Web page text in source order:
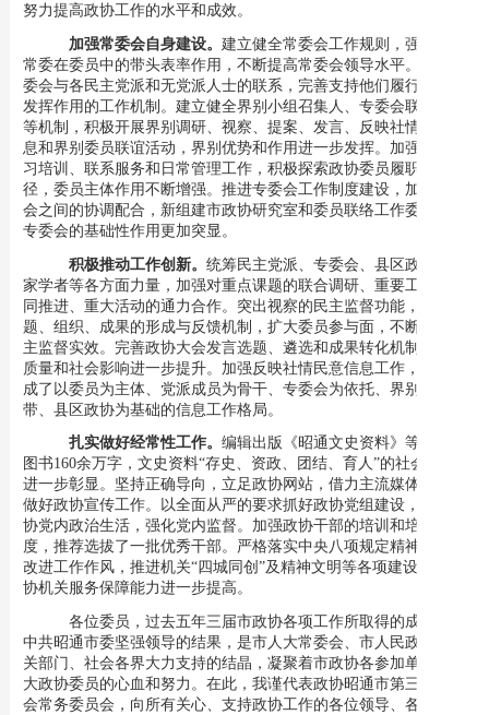
努力提高政协工作的水平和成效。
加强常委会自身建设。 建立健全常委会工作规则，强化政协
常委在委员中的带头表率作用，不断提高常委会领导水平。密切常
委会与各民主党派和无党派人士的联系，完善支持他们履行职责、
发挥作用的工作机制。建立健全界别小组召集人、专委会联系界别
等机制，积极开展界别调研、视察、提案、发言、反映社情民意信
息和界别委员联谊活动，界别优势和作用进一步发挥。加强委员学
习培训、联系服务和日常管理工作，积极探索政协委员履职新途
径，委员主体作用不断增强。推进专委会工作制度建设，加强专委
会之间的协调配合，新组建市政协研究室和委员联络工作委员会，
专委会的基础性作用更加突显。
积极推动工作创新。 统筹民主党派、专委会、县区政协和专
家学者等各方面力量，加强对重点课题的联合调研、重要工作的协
同推进、重大活动的通力合作。突出视察的民主监督功能，完善选
题、组织、成果的形成与反馈机制，扩大委员参与面，不断增强民
主监督实效。完善政协大会发言选题、遴选和成果转化机制，发言
质量和社会影响进一步提升。加强反映社情民意信息工作，初步形
成了以委员为主体、党派成员为骨干、专委会为依托、界别为纽
带、县区政协为基础的信息工作格局。
扎实做好经常性工作。 编辑出版《昭通文史资料》等文史类
图书160余万字，文史资料“存史、资政、团结、育人”的社会功能
进一步彰显。坚持正确导向，立足政协网站，借力主流媒体，切实
做好政协宣传工作。以全面从严的要求抓好政协党组建设，严肃政
协党内政治生活，强化党内监督。加强政协干部的培训和培养力
度，推荐选拔了一批优秀干部。严格落实中央八项规定精神，持续
改进工作作风，推进机关“四城同创”及精神文明等各项建设，市政
协机关服务保障能力进一步提高。
各位委员，过去五年三届市政协各项工作所取得的成绩，是
中共昭通市委坚强领导的结果，是市人大常委会、市人民政府和有
关部门、社会各界大力支持的结晶，凝聚着市政协各参加单位、广
大政协委员的心血和努力。在此，我谨代表政协昭通市第三届委员
会常务委员会，向所有关心、支持政协工作的各位领导、各位同